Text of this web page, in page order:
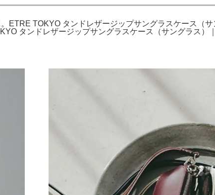
ETRE TOKYO タンドレザージップサングラスケース（
タンドレザージップサングラスケース（サングラス）